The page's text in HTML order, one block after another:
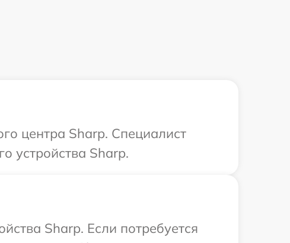
центра Sharp. Специалист
устройства Sharp.
Sharp. Если потребуется